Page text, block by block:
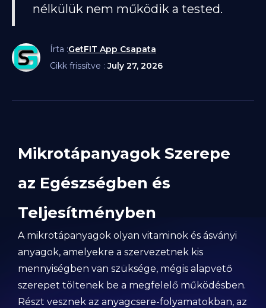
nélkülük nem működik a tested.
Írta :GetFIT App Csapata
Cikk frissítve :July 27, 2026
Mikrotápanyagok Szerepe
az Egészségben és
Teljesítményben
A mikrotápanyagok olyan vitaminok és ásványi
anyagok, amelyekre a szervezetnek kis
mennyiségben van szüksége, mégis alapvető
szerepet töltenek be a megfelelő működésben.
Részt vesznek az anyagcsere-folyamatokban, az